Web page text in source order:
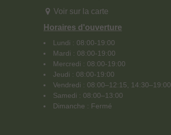
Voir sur la carte
Horaires d'ouverture
Lundi : 08:00-19:00
Mardi : 08:00-19:00
Mercredi : 08:00-19:00
Jeudi : 08:00-19:00
Vendredi : 08:00–12:15, 14:30–19:00
Samedi : 08:00–13:00
Dimanche : Fermé